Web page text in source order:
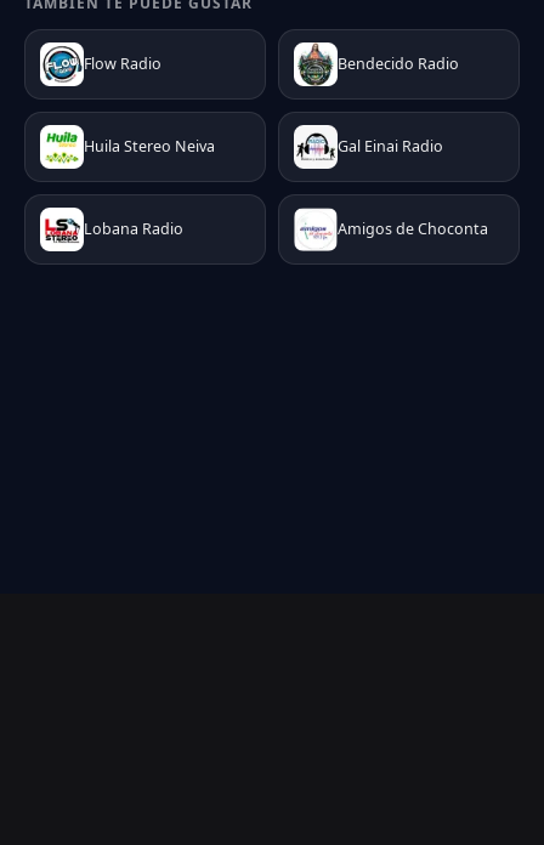
Flow Radio Bendecido Radio
Huila Stereo Neiva Gal Einai Radio
Lobana Radio Amigos de Choconta